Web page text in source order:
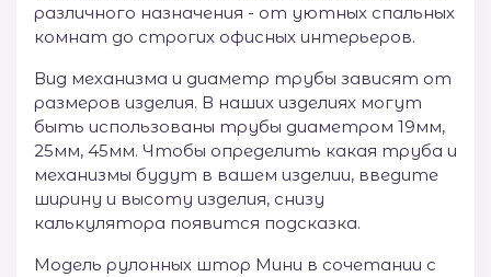
различного назначения - от уютных спальных
комнат до строгих офисных интерьеров.
Вид механизма и диаметр трубы зависят от
размеров изделия. В наших изделиях могут
быть использованы трубы диаметром 19мм,
25мм, 45мм. Чтобы определить какая труба и
механизмы будут в вашем изделии, введите
ширину и высоту изделия, снизу
калькулятора появится подсказка.
Модель рулонных штор Мини в сочетании с